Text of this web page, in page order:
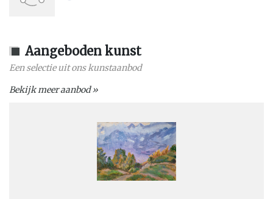
Aangeboden kunst
Een selectie uit ons kunstaanbod
Bekijk meer aanbod »